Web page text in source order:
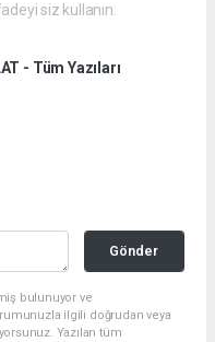
siz kullanın.
- Tüm Yazıları
Gönder
bulunuyor ve
ilgili doğrudan veya
Yazılan tüm